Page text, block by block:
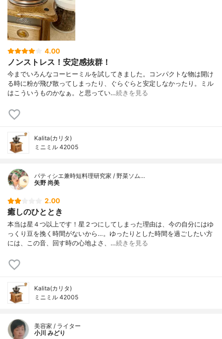
4.00
ノンストレス！安定感抜群！
今までいろんなコーヒーミルを試してきました。コンパクトな物は開け
る時に粉が飛び散ってしまったり、ぐらぐらと安定しなかったり。ミル
はこういうものかなぁ。と思ってい…続きを見る
Kalita(カリタ)
ミニミル 42005
パティシエ兼時短料理研究家 / 野菜ソム…
矢野 尚美
2.00
癒しのひととき
本当は星４つ以上です！星２つにしてしまった理由は、今の自分にはゆ
っくり豆を挽く時間がないから…。ゆったりとした時間を過ごしたい方
には、この音、回す時の心地よさ、…続きを見る
Kalita(カリタ)
ミニミル 42005
美容家 / ライター
小川 みどり